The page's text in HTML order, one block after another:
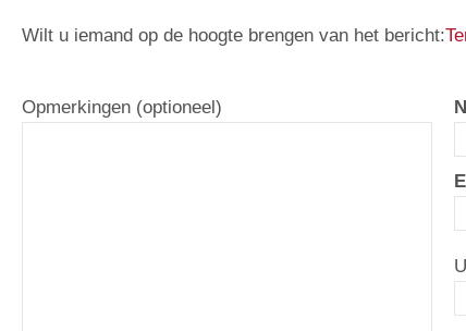
Wilt u iemand op de hoogte brengen van het bericht:
Opmerkingen (optioneel)